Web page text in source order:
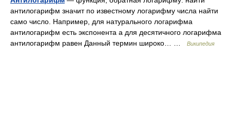
антилогарифм значит по известному логарифму числа найти
само число. Например, для натурального логарифма
антилогарифм есть экспонента а для десятичного логарифма
антилогарифм равен Данный термин широко… …
Википедия